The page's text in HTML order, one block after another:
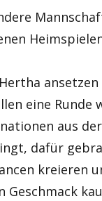
eine Runde
aus
dafür
kreieren
Geschmack